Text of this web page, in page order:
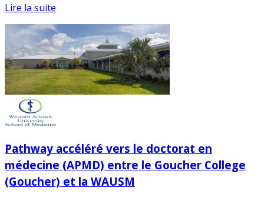
Lire la suite
Pathway accéléré vers le doctorat en
médecine (APMD) entre le Goucher College
(Goucher) et la WAUSM